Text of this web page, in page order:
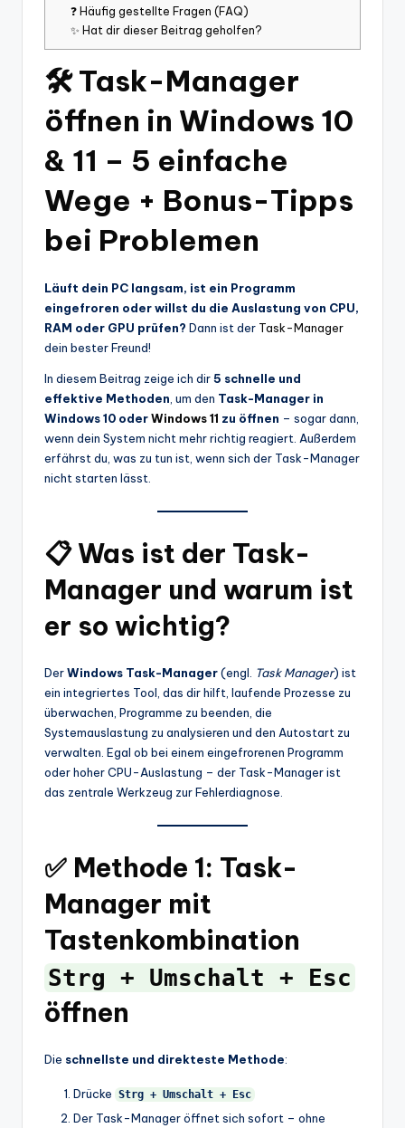
❓ Häufig gestellte Fragen (FAQ)
✨ Hat dir dieser Beitrag geholfen?
🛠️ Task-Manager
öffnen in Windows 10
& 11 – 5 einfache
Wege + Bonus-Tipps
bei Problemen
Läuft dein PC langsam, ist ein Programm
eingefroren oder willst du die Auslastung von CPU,
RAM oder GPU prüfen? Dann ist der Task-Manager
dein bester Freund!
In diesem Beitrag zeige ich dir5 schnelle und
effektive Methoden , um den Task-Manager in
Windows 10 oderWindows 11 zu öffnen – sogar dann,
wenn dein System nicht mehr richtig reagiert. Außerdem
erfährst du, was zu tun ist, wenn sich der Task-Manager
nicht starten lässt.
📋 Was ist der Task-
Manager und warum ist
er so wichtig?
DerWindows Task-Manager(engl. Task Manager) ist
ein integriertes Tool, das dir hilft, laufende Prozesse zu
überwachen, Programme zu beenden, die
Systemauslastung zu analysieren und den Autostart zu
verwalten. Egal ob bei einem eingefrorenen Programm
oder hoher CPU-Auslastung – der Task-Manager ist
das zentrale Werkzeug zur Fehlerdiagnose.
✅ Methode 1: Task-
Manager mit
Tastenkombination
Strg + Umschalt + Esc
öffnen
Die schnellste und direkteste Methode:
Drücke Strg + Umschalt + Esc
Der Task-Manager öffnet sich sofort – ohne